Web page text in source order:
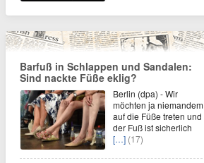
Barfuß in Schlappen und Sandalen:
Sind nackte Füße eklig?
Berlin (dpa) - Wir
möchten ja niemandem
auf die Füße treten und
der Fuß ist sicherlich
[…] (17)